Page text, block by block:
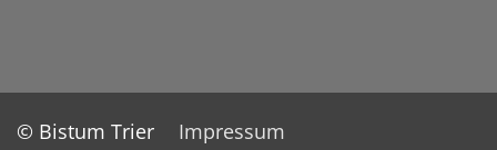
© Bistum Trier
Impressum